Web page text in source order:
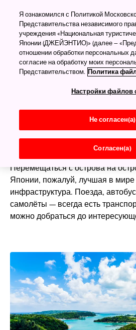
По островам
Тысячи островов
В Японии 6852 острова — от
страны уживается множество
зон и экосистем. Северные
зима, прохладное лето, леса,
шикарные пейзажи. На юге —
спокойная голубая вода. Южные
идеальное место для пляжного
Перемещаться с острова на
Японии, пожалуй, лучшая в мире
инфраструктура. Поезда,
самолёты — всегда есть
можно добраться до
Я ознакомился с Политикой
Представительства независимого
учреждения «Национальная
Японии (ДЖЕЙЭНТИО)» (далее –
отношении обработки персональных
согласие на обработку моих
Представительством. Политика
Настройки файлов
Не согласен(а)
Согласен(а)